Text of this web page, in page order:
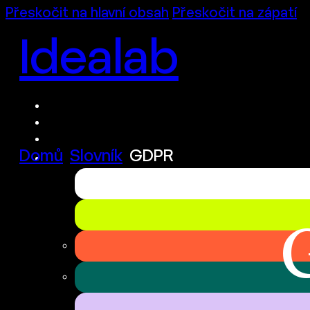
Přeskočit na hlavní obsah Přeskočit na zápatí
Idealab
Domů Slovník GDPR